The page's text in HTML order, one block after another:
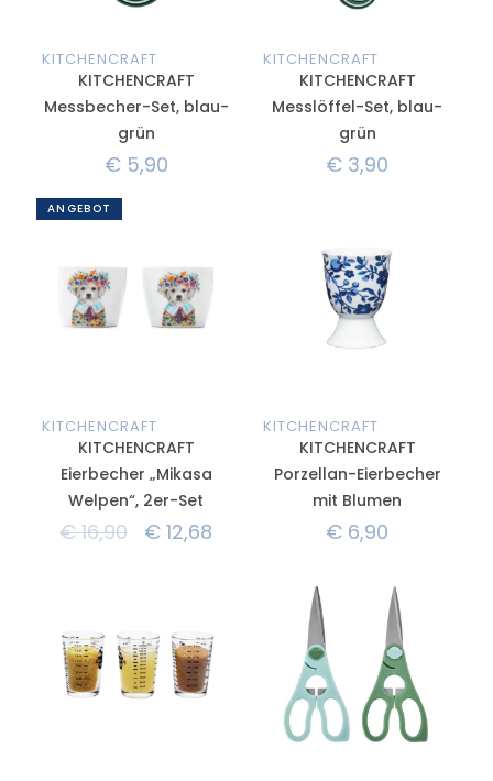
KITCHENCRAFT
KITCHENCRAFT
Messbecher-Set, blau-
grün
€5,90
KITCHENCRAFT
KITCHENCRAFT
Messlöffel-Set, blau-
grün
€ 3,90
ANGEBOT
KITCHENCRAFT
KITCHENCRAFT
Eierbecher „Mikasa
Welpen“, 2er-Set
€16,90 € 12,68
KITCHENCRAFT
KITCHENCRAFT
Porzellan-Eierbecher
mit Blumen
€ 6,90